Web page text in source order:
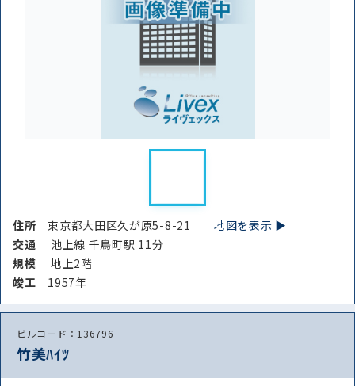
住所東京都大田区久が原5-8-21地図を表示 ▶︎
交通
池上線 千鳥町駅 11分
規模
地上2階
竣⼯ 1957年
ビルコード：136796
竹美ﾊｲﾂ